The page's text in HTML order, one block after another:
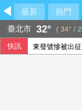
最新 熱門
臺北市 32° ( 34° /
快訊 東發號慘被出